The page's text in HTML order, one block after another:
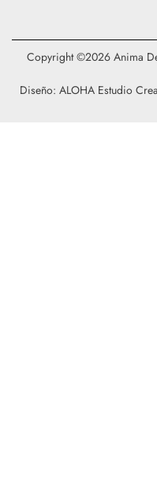
Diseño: ALOHA Estudio
Copyright ©2026 Anima